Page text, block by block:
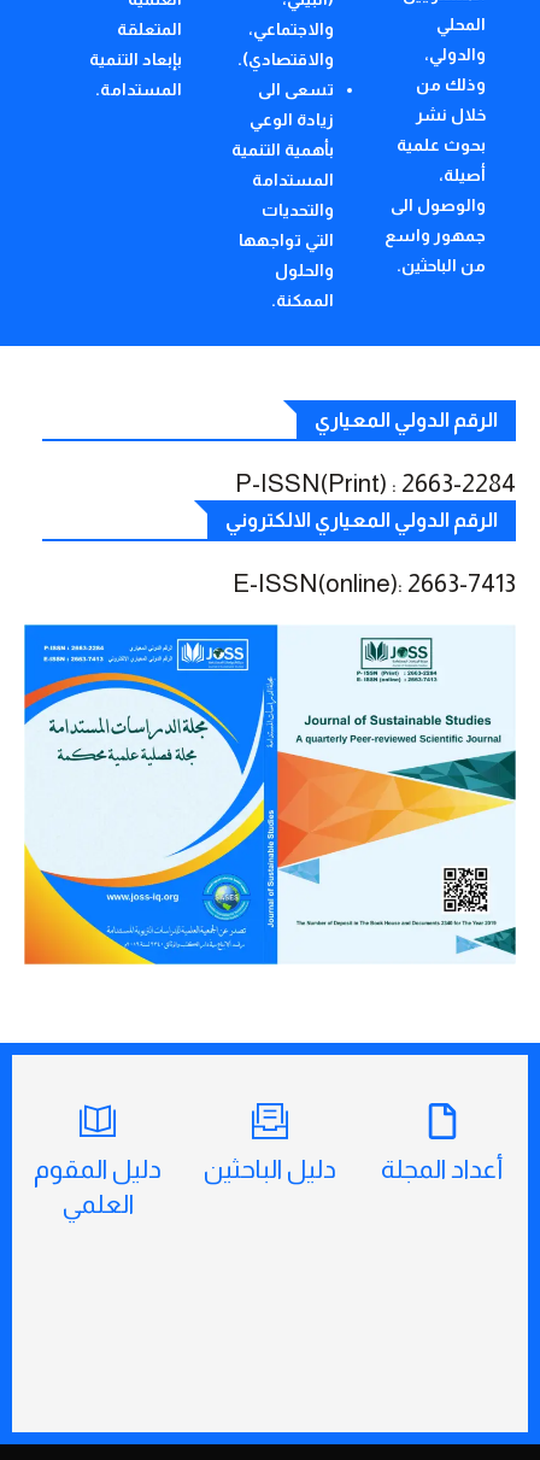
المحلي
والدولي،
وذلك من
خلال نشر
بحوث علمية
أصيلة،
والوصول الى
جمهور واسع
من الباحثين.
والاجتماعي،
والاقتصادي).
تسعى الى
زيادة الوعي
بأهمية التنمية
المستدامة
والتحديات
التي تواجهها
والحلول
الممكنة.
المتعلقة
بإبعاد التنمية
المستدامة.
الرقم الدولي المعياري
P-ISSN(Print) : 2663-2284
الرقم الدولي المعياري الالكتروني
E-ISSN(online): 2663-7413
أعداد المجلة دليل الباحثين
دليل المقوم
العلمي